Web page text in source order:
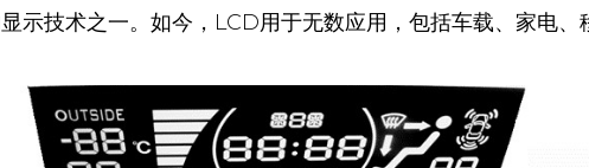
示技术之一。如今，LCD用于无数应用，包括车载、家电、